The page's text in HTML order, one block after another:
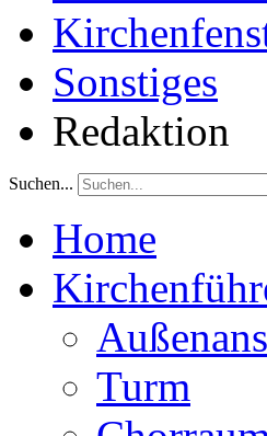
Sonstiges
Redaktion
Suchen...
Home
Turm